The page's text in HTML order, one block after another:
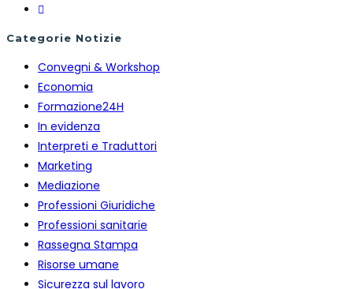
Vai
pagina
successiva
Categorie Notizie
Convegni & Workshop
Economia
Formazione24H
In evidenza
Interpreti e Traduttori
Marketing
Mediazione
Professioni Giuridiche
Professioni sanitarie
Rassegna Stampa
Risorse umane
Sicurezza sul lavoro